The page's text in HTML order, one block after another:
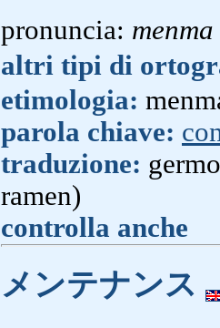
pronuncia: menma
altri tipi di
etimologia:
parola chiave:
traduzione:
ramen)
controlla anche
メンテナンス